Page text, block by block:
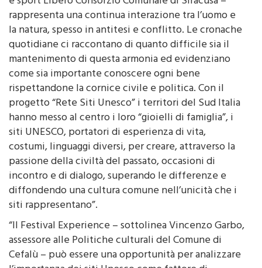
rappresenta una continua interazione tra l’uomo e
la natura, spesso in antitesi e conflitto. Le cronache
quotidiane ci raccontano di quanto difficile sia il
mantenimento di questa armonia ed evidenziano
come sia importante conoscere ogni bene
rispettandone la cornice civile e politica. Con il
progetto “Rete Siti Unesco” i territori del Sud Italia
hanno messo al centro i loro “gioielli di famiglia”, i
siti UNESCO, portatori di esperienza di vita,
costumi, linguaggi diversi, per creare, attraverso la
passione della civiltà del passato, occasioni di
incontro e di dialogo, superando le differenze e
diffondendo una cultura comune nell’unicità che i
siti rappresentano”.
“Il Festival Experience – sottolinea Vincenzo Garbo,
assessore alle Politiche culturali del Comune di
Cefalù – può essere una opportunità per analizzare